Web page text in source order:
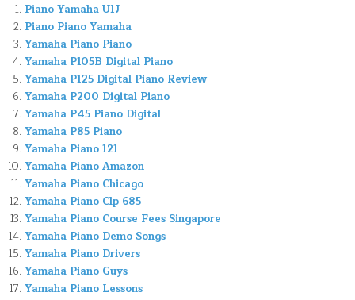
Piano Yamaha U1J
Piano Piano Yamaha
Yamaha Piano Piano
Yamaha P105B Digital Piano
Yamaha P125 Digital Piano Review
Yamaha P200 Digital Piano
Yamaha P45 Piano Digital
Yamaha P85 Piano
Yamaha Piano 121
Yamaha Piano Amazon
Yamaha Piano Chicago
Yamaha Piano Clp 685
Yamaha Piano Course Fees Singapore
Yamaha Piano Demo Songs
Yamaha Piano Drivers
Yamaha Piano Guys
Yamaha Piano Lessons